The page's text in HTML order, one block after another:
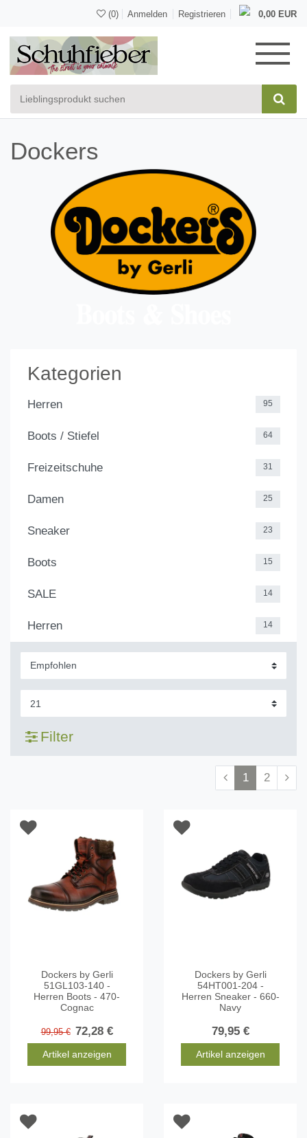
(0) Anmelden Registrieren 0,00 EUR
Dockers
Kategorien
Herren 95
Boots / Stiefel 64
Freizeitschuhe 31
Damen 25
Sneaker 23
Boots 15
SALE 14
Herren 14
Filter
1 2
Dockers by Gerli
51GL103-140 -
Herren Boots - 470-
Cognac
99,95 € 72,28 €
Artikel anzeigen
Dockers by Gerli
54HT001-204 -
Herren Sneaker - 660-
Navy
79,95 €
Artikel anzeigen